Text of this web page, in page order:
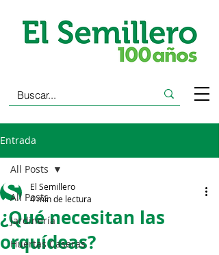
Entrada
All Posts
Jardinería
Huertas Caseras
All Posts
¿Qué necesitan las
orquídeas?
El Semillero
4 min de lectura